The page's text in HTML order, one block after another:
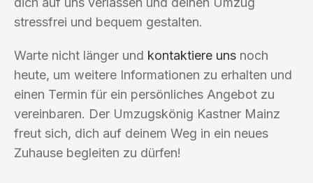
stressfrei und bequem gestalten.
Warte nicht länger und kontaktiere uns noch
heute, um weitere Informationen zu erhalten und
einen Termin für ein persönliches Angebot zu
vereinbaren. Der Umzugskönig Kastner Mainz
freut sich, dich auf deinem Weg in ein neues
Zuhause begleiten zu dürfen!